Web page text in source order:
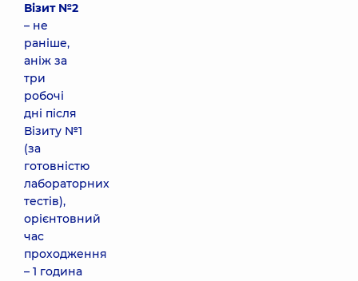
Візит №2
– не
раніше,
аніж за
три
робочі
дні після
Візиту №1
(за
готовністю
лабораторних
тестів),
орієнтовний
час
проходження
– 1 година